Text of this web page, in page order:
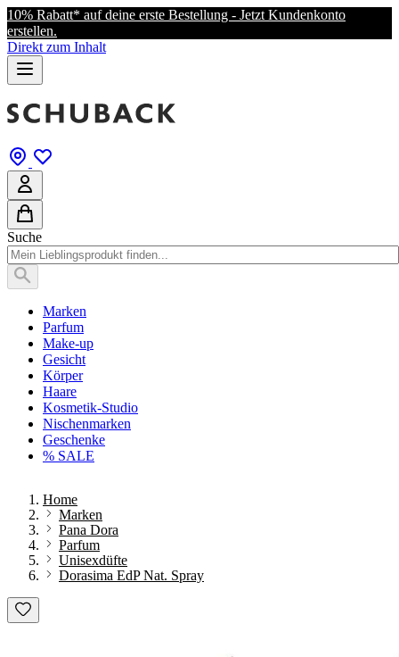
10% Rabatt* auf deine erste Bestellung - Jetzt Kundenkonto
erstellen.
Direkt zum Inhalt
Suche
Marken
Parfum
Make-up
Gesicht
Körper
Haare
Kosmetik-Studio
Nischenmarken
Geschenke
% SALE
Home
Marken
Pana Dora
Parfum
Unisexdüfte
Dorasima EdP Nat. Spray